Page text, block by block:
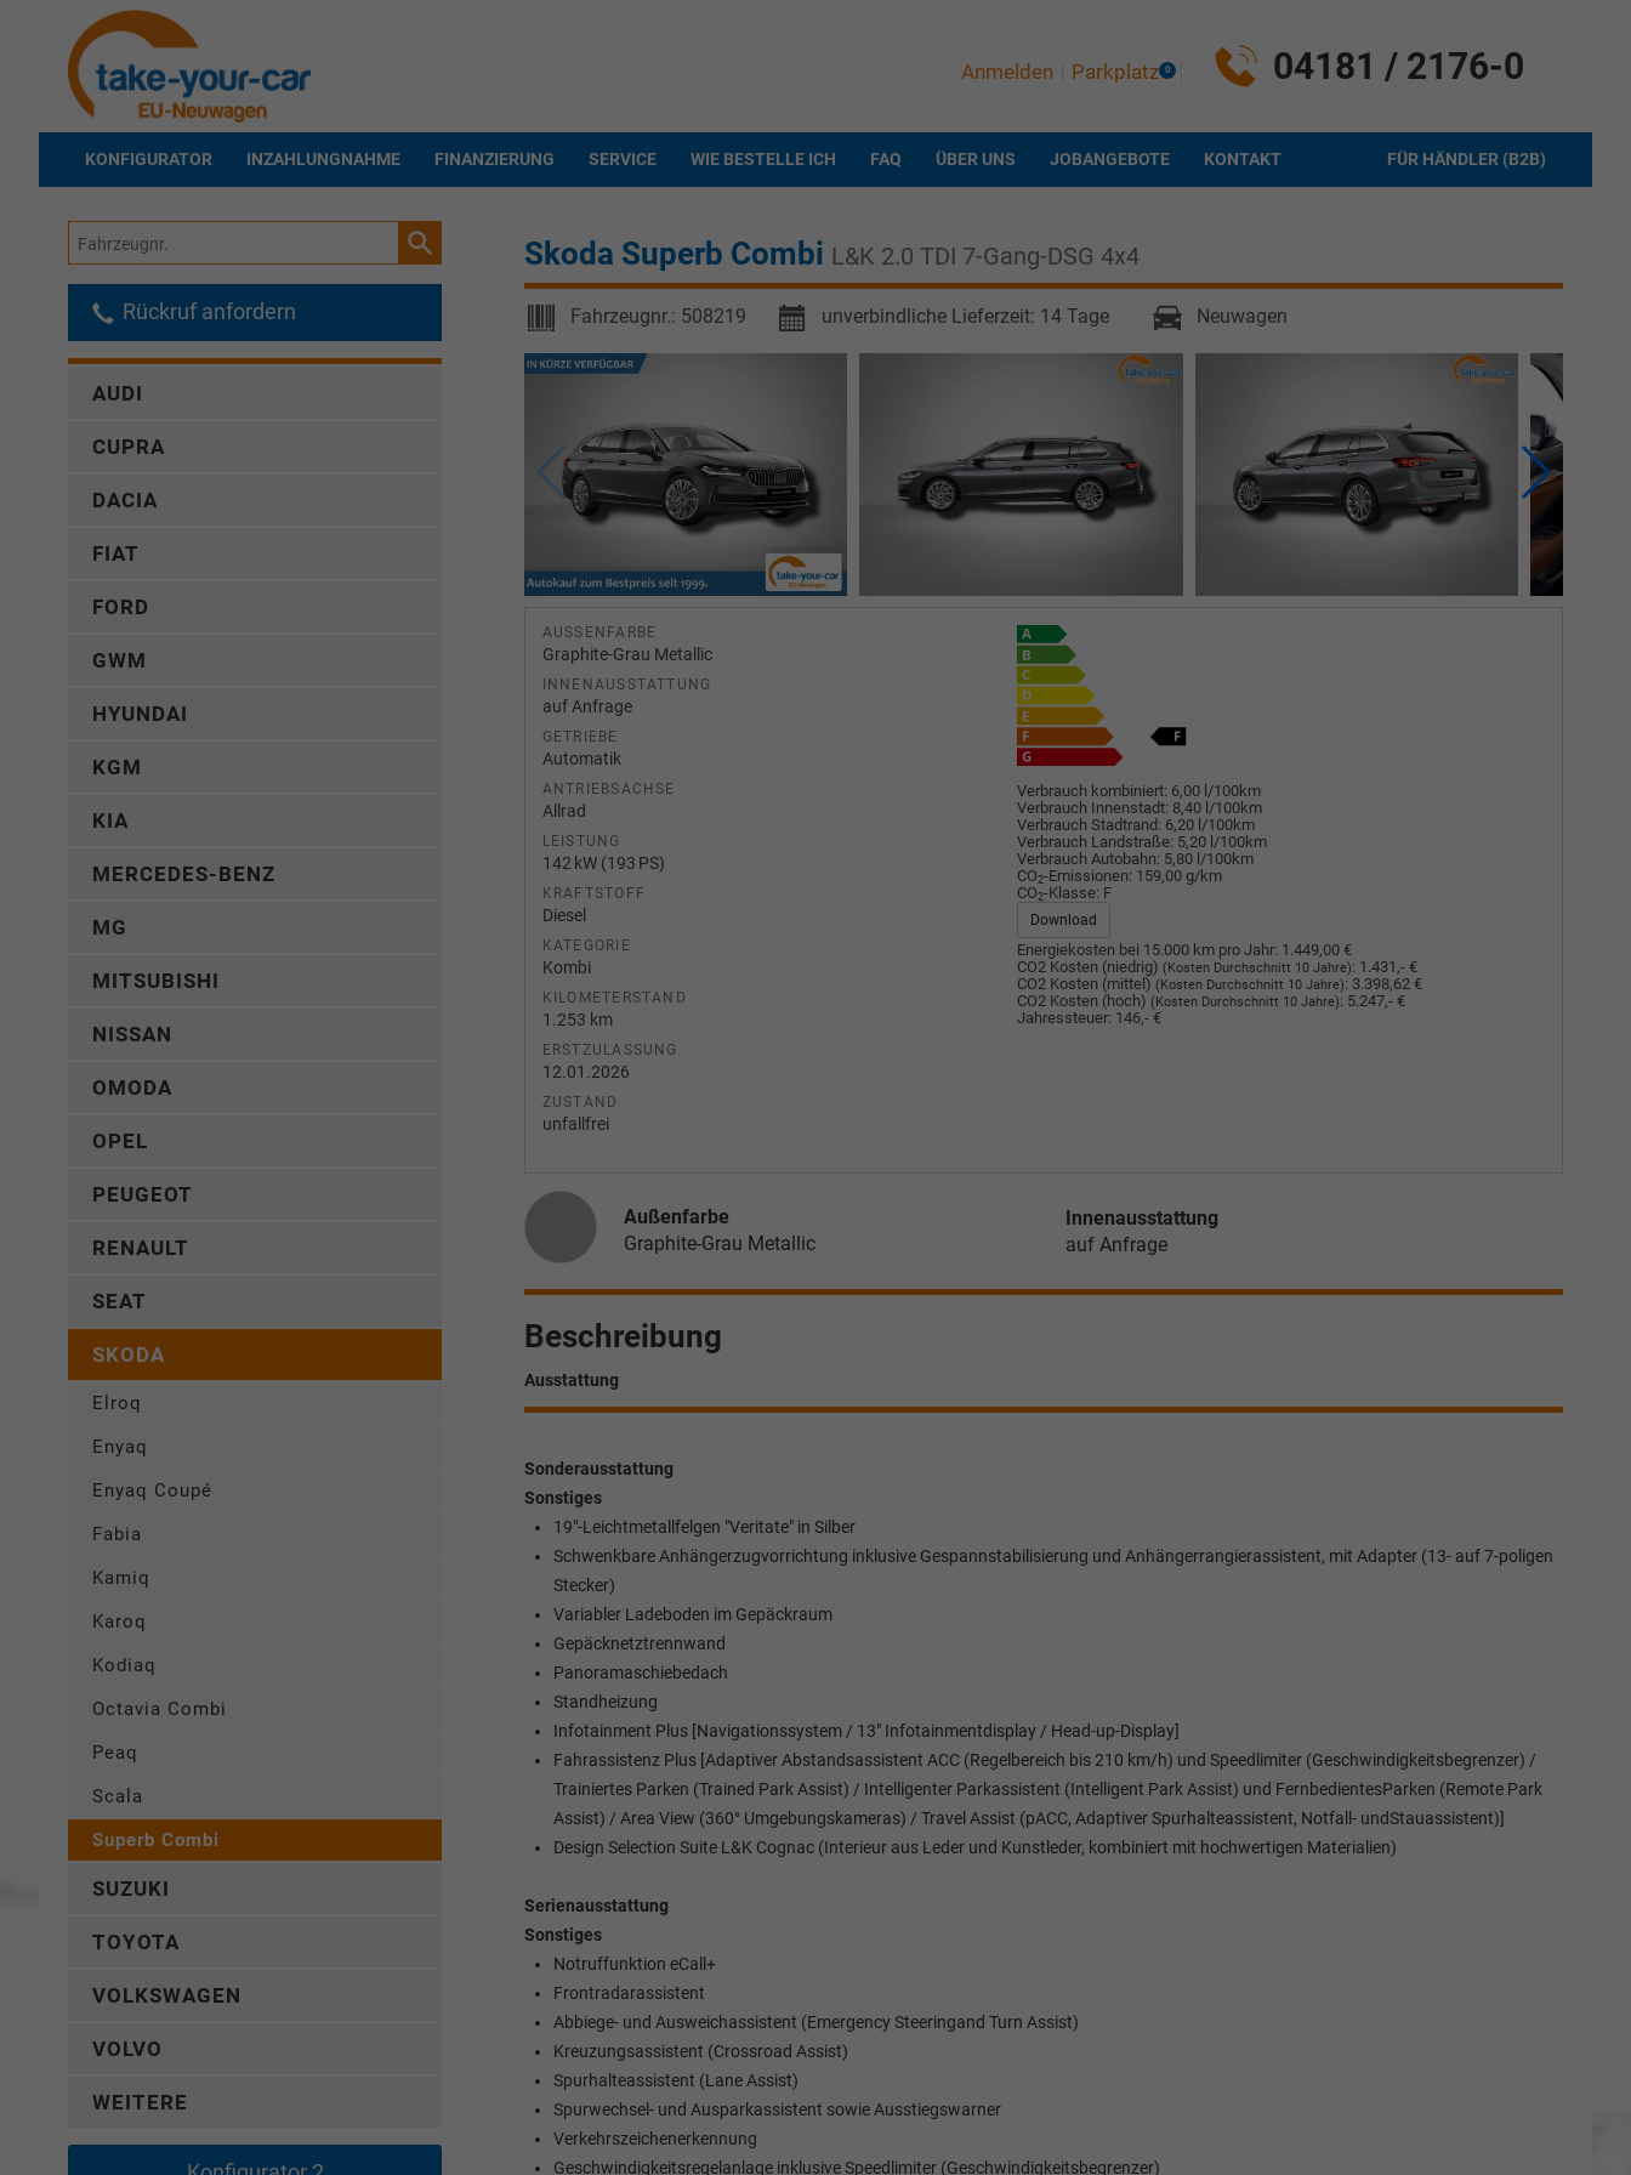
04181 / 2176-0
Anmelden Parkplatz 0
KONFIGURATOR INZAHLUNGNAHME FINANZIERUNG SERVICE WIE BESTELLE ICH FAQ ÜBER UNS JOBANGEBOTE FÜR HÄNDLER (B2B)
KONTAKT
Skoda Superb Combi L&K 2.0 TDI 7-Gang-DSG 4x4
Fahrzeugnr.: 508219 unverbindliche Lieferzeit: 14 Tage Neuwagen
AUSSENFARBE
Graphite-Grau Metallic
INNENAUSSTATTUNG
auf Anfrage
GETRIEBE
Automatik
ANTRIEBSACHSE
Allrad
LEISTUNG
142 kW (193 PS)
KRAFTSTOFF
Diesel
KATEGORIE
Kombi
KILOMETERSTAND
1.253 km
ERSTZULASSUNG
12.01.2026
ZUSTAND
unfallfrei
Verbrauch kombiniert: 6,00 l/100km
Verbrauch Innenstadt: 8,40 l/100km
Verbrauch Stadtrand: 6,20 l/100km
Verbrauch Landstraße: 5,20 l/100km
Verbrauch Autobahn: 5,80 l/100km
CO2-Emissionen: 159,00 g/km
CO2-Klasse: F
Download
Energiekosten bei 15.000 km pro Jahr: 1.449,00 €
CO2 Kosten (niedrig) (Kosten Durchschnitt 10 Jahre): 1.431,- €
CO2 Kosten (mittel) (Kosten Durchschnitt 10 Jahre): 3.398,62 €
CO2 Kosten (hoch) (Kosten Durchschnitt 10 Jahre): 5.247,- €
Jahressteuer: 146,- €
Außenfarbe
Graphite-Grau Metallic
Innenausstattung
auf Anfrage
Beschreibung
Ausstattung
Sonderausstattung
Sonstiges
19"-Leichtmetallfelgen "Veritate" in Silber
Schwenkbare Anhängerzugvorrichtung inklusive Gespannstabilisierung und Anhängerrangierassistent, mit Adapter (13- auf 7-poligen
Stecker)
Variabler Ladeboden im Gepäckraum
Gepäcknetztrennwand
Panoramaschiebedach
Standheizung
Infotainment Plus [Navigationssystem / 13" Infotainmentdisplay / Head-up-Display]
Fahrassistenz Plus [Adaptiver Abstandsassistent ACC (Regelbereich bis 210 km/h) und Speedlimiter (Geschwindigkeitsbegrenzer) /
Trainiertes Parken (Trained Park Assist) / Intelligenter Parkassistent (Intelligent Park Assist) und FernbedientesParken (Remote Park
Assist) / Area View (360° Umgebungskameras) / Travel Assist (pACC, Adaptiver Spurhalteassistent, Notfall- undStauassistent)]
Design Selection Suite L&K Cognac (Interieur aus Leder und Kunstleder, kombiniert mit hochwertigen Materialien)
Serienausstattung
Sonstiges
Notruffunktion eCall+
Frontradarassistent
Abbiege- und Ausweichassistent (Emergency Steeringand Turn Assist)
Kreuzungsassistent (Crossroad Assist)
Spurhalteassistent (Lane Assist)
Spurwechsel- und Ausparkassistent sowie Ausstiegswarner
Verkehrszeichenerkennung
Geschwindigkeitsregelanlage inklusive Speedlimiter (Geschwindigkeitsbegrenzer)
Fahrzeugnr.
Rückruf anfordern
AUDI
CUPRA
DACIA
FIAT
FORD
GWM
HYUNDAI
KGM
KIA
MERCEDES-BENZ
MG
MITSUBISHI
NISSAN
OMODA
OPEL
PEUGEOT
RENAULT
SEAT
SKODA
Elroq
Enyaq
Enyaq Coupé
Fabia
Kamiq
Karoq
Kodiaq
Octavia Combi
Peaq
Scala
Superb Combi
SUZUKI
TOYOTA
VOLKSWAGEN
VOLVO
WEITERE